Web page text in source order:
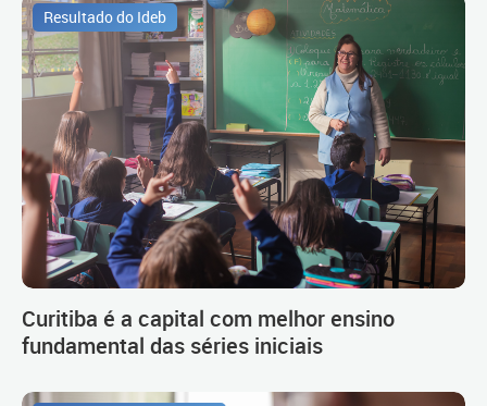
Resultado do Ideb
Curitiba é a capital com melhor ensino
fundamental das séries iniciais